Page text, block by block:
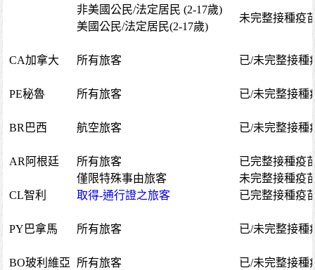
非美國公民/法定居民 (2-17歲)
未完整接種疫
美國公民/法定居民(2-17歲)
CA加拿大 所有旅客 已/未完整接種
PE秘魯 所有旅客 已/未完整接種
BR巴西 航空旅客 已/未完整接種
AR阿根廷 所有旅客
已完整接種疫
僅限特殊事由旅客
未完整接種疫
CL智利
取得-通行證之旅客 已完整接種疫
PY巴拿馬 所有旅客 已/未完整接種
BO玻利維亞 所有旅客 已/未完整接種